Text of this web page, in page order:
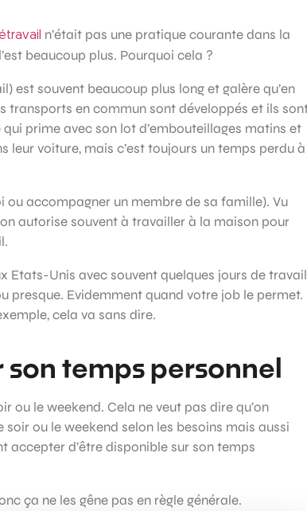
n’était pas une pratique courante dans la
beaucoup plus. Pourquoi cela ?
est souvent beaucoup plus long et galère qu’en
transports en commun sont développés et ils
prime avec son lot d’embouteillages matins et
voiture, mais c’est toujours un temps perdu à
accompagner un membre de sa famille). Vu
autorise souvent à travailler à la maison pour
Etats-Unis avec souvent quelques jours de travail
presque. Evidemment quand votre job le permet.
cela va sans dire.
son temps personnel
ou le weekend. Cela ne veut pas dire qu’on
ou le weekend selon les besoins mais aussi
d’être disponible sur son temps
ça ne les gêne pas en règle générale.